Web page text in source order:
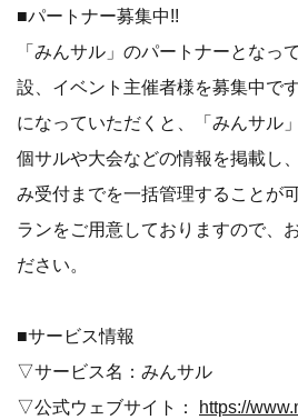
■パートナー募集中!!
「みんサル」のパートナーとなっ
設、イベント主催者様を募集中で
になっていただくと、「みんサル
個サルや大会などの情報を掲載し
み受付までを一括管理することが
ランをご用意しておりますので、
ださい。
■サービス情報
▽サービス名：みんサル
▽公式ウェブサイト： https://